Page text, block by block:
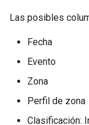
Rendimiento de la
Resumen general
Las posibles
Fecha
Evento
Zona
Perfil de zona
Clasificación: